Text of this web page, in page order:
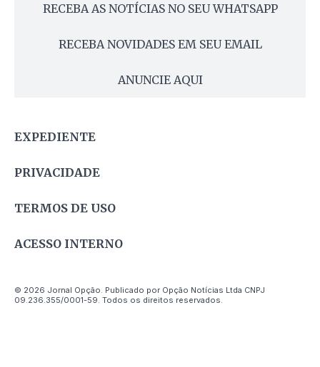
RECEBA AS NOTÍCIAS NO SEU WHATSAPP
RECEBA NOVIDADES EM SEU EMAIL
ANUNCIE AQUI
EXPEDIENTE
PRIVACIDADE
TERMOS DE USO
ACESSO INTERNO
© 2026 Jornal Opção. Publicado por Opção Notícias Ltda CNPJ
09.236.355/0001-59. Todos os direitos reservados.